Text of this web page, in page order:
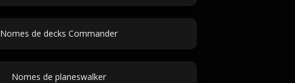
Nomes de decks Commander
Nomes de planeswalker